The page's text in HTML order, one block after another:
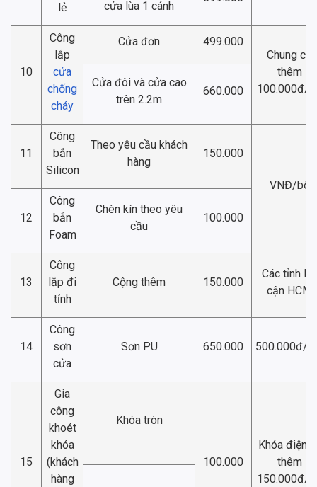
lẻ
cửa lùa 1 cánh
10
Công
lắp
cửa
chống
cháy
Cửa đơn
499.000
Chung cư
thêm
100.000đ/
Cửa đôi và cửa cao
trên 2.2m
660.000
11
Công
bắn
Silicon
Theo yêu cầu khách
hàng
150.000
VNĐ/bộ
12
Công
bắn
Foam
Chèn kín theo yêu
cầu
100.000
13
Công
lắp đi
tỉnh
Cộng thêm 150.000
Các tỉnh lân
cận HCM
14
Công
sơn
cửa
Sơn PU 650.000 500.000đ/
15
Gia
công
khoét
khóa
(khách
hàng
Khóa tròn
100.000
Khóa điện
thêm
150.000đ/